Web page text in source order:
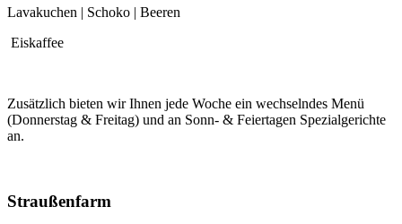
Lavakuchen | Schoko | Beeren
Eiskaffee
Zusätzlich bieten wir Ihnen jede Woche ein wechselndes Menü
(Donnerstag & Freitag) und an Sonn- & Feiertagen Spezialgerichte
an.
Straußenfarm